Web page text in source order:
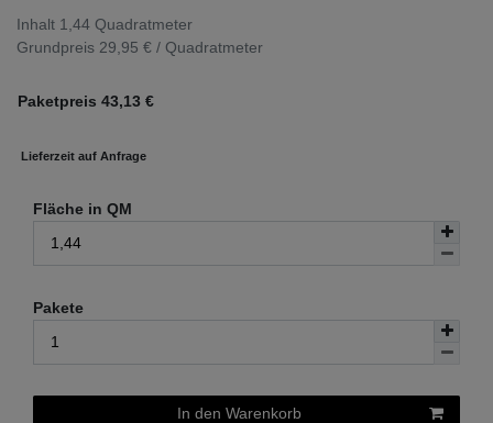
Inhalt 1,44 Quadratmeter
Grundpreis 29,95 € / Quadratmeter
Paketpreis 43,13 €
Lieferzeit auf Anfrage
Fläche in QM
Pakete
In den Warenkorb